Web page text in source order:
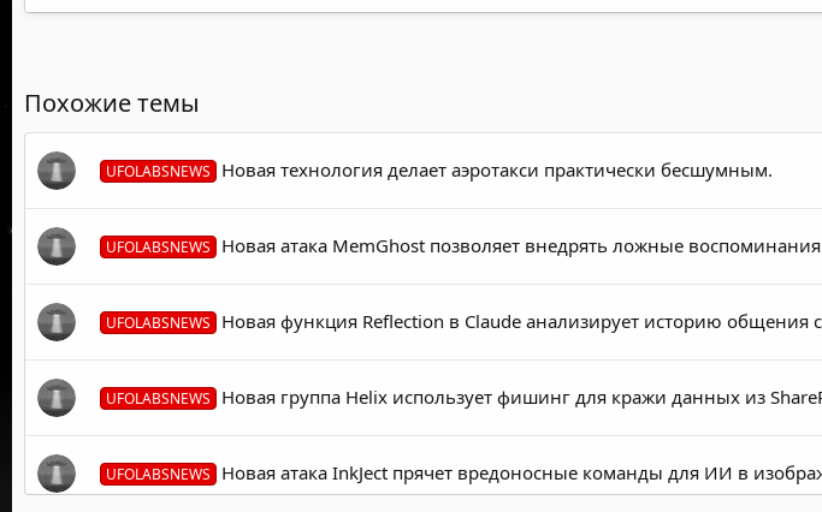
Похожие темы
UFOLABSNEWS Новая технология делает аэротакси практически бесшумным.
UFOLABSNEWS Новая атака MemGhost позволяет внедрять ложные
UFOLABSNEWS Новая функция Reflection в Claude анализирует историю общения
UFOLABSNEWS Новая группа Helix использует фишинг для кражи данных из
UFOLABSNEWS Новая атака InkJect прячет вредоносные команды для ИИ в